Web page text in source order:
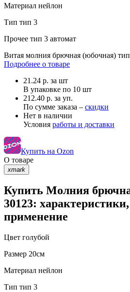
Материал нейлон
Тип тип 3
Прочее тип 3 автомат
Витая молния брючная (юбочная)
Подробнее о товаре
21.24 р. за шт
В упаковке по 10 шт
212.40 р. за уп.
По сумме заказа – скидки
Нет в наличии
Условия работы и доставки
Купить на Ozon
О товаре
xmark
Купить Молния
30123:
применение
Цвет голубой
Размер 20см
Материал нейлон
Тип тип 3